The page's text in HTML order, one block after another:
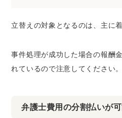
立替えの対象となるのは、主に
事件処理が成功した場合の報酬
れているので注意してください。
弁護士費用の分割払いが